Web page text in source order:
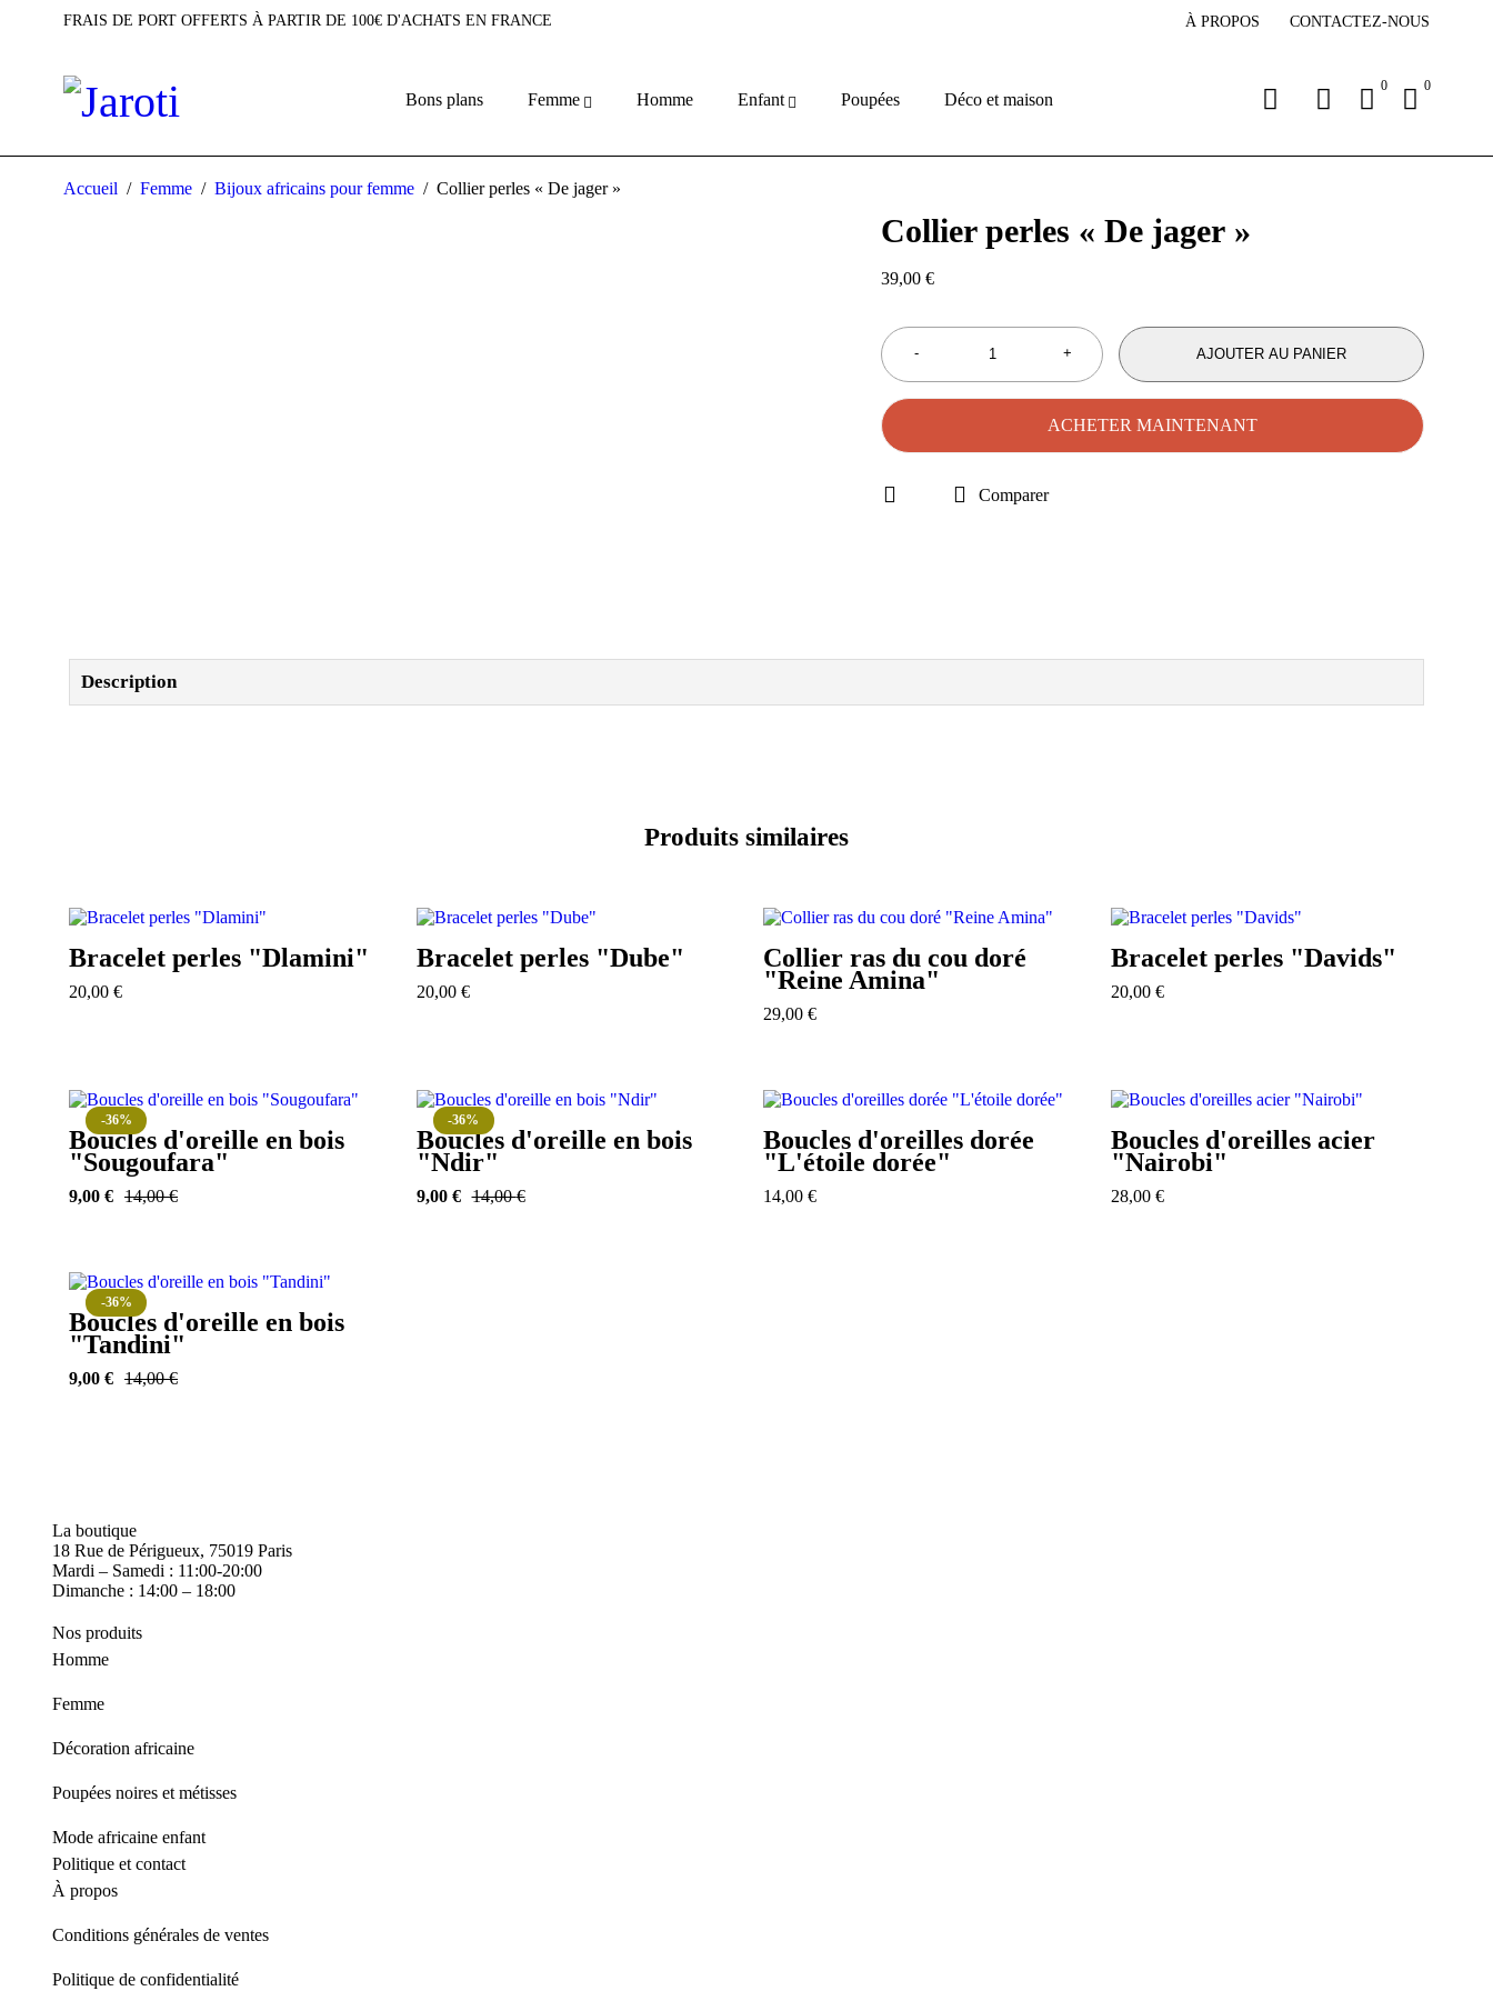
FRAIS DE PORT OFFERTS À PARTIR DE 100€ D'ACHATS EN FRANCE À PROPOS CONTACTEZ-NOUS
Bons plans Femme Homme Enfant Poupées Déco et maison
0 0
Accueil / Femme / Bijoux africains pour femme / Collier perles « De jager »
Collier perles « De jager »
39,00 €
AJOUTER AU PANIER
ACHETER MAINTENANT
Comparer
Description
Produits similaires
Bracelet perles "Dlamini"
20,00 €
Bracelet perles "Dube"
20,00 €
Collier ras du cou doré
"Reine Amina"
29,00 €
Bracelet perles "Davids"
20,00 €
-36%
Boucles d'oreille en bois
"Sougoufara"
14,00€
9,00 €
-36%
Boucles d'oreille en bois
"Ndir"
14,00€
9,00 €
Boucles d'oreilles dorée
"L'étoile dorée"
14,00 €
Boucles d'oreilles acier
"Nairobi"
28,00 €
-36%
Boucles d'oreille en bois
"Tandini"
14,00€
9,00 €
La boutique
18 Rue de Périgueux, 75019 Paris
Mardi – Samedi : 11:00-20:00
Dimanche : 14:00 – 18:00
Nos produits
Homme
Femme
Décoration africaine
Poupées noires et métisses
Mode africaine enfant
Politique et contact
À propos
Conditions générales de ventes
Politique de confidentialité